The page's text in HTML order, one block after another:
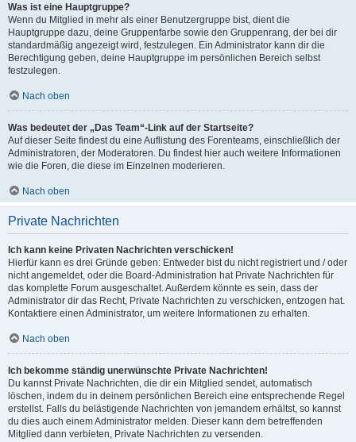
Was ist eine Hauptgruppe?
Wenn du Mitglied in mehr als einer Benutzergruppe bist, dient die
Hauptgruppe dazu, deine Gruppenfarbe sowie den Gruppenrang, der bei dir
standardmäßig angezeigt wird, festzulegen. Ein Administrator kann dir die
Berechtigung geben, deine Hauptgruppe im persönlichen Bereich selbst
festzulegen.
Nach oben
Was bedeutet der „Das Team“-Link auf der Startseite?
Auf dieser Seite findest du eine Auflistung des Forenteams, einschließlich der
Administratoren, der Moderatoren. Du findest hier auch weitere Informationen
wie die Foren, die diese im Einzelnen moderieren.
Nach oben
Private Nachrichten
Ich kann keine Privaten Nachrichten verschicken!
Hierfür kann es drei Gründe geben: Entweder bist du nicht registriert und / oder
nicht angemeldet, oder die Board-Administration hat Private Nachrichten für
das komplette Forum ausgeschaltet. Außerdem könnte es sein, dass der
Administrator dir das Recht, Private Nachrichten zu verschicken, entzogen hat.
Kontaktiere einen Administrator, um weitere Informationen zu erhalten.
Nach oben
Ich bekomme ständig unerwünschte Private Nachrichten!
Du kannst Private Nachrichten, die dir ein Mitglied sendet, automatisch
löschen, indem du in deinem persönlichen Bereich eine entsprechende Regel
erstellst. Falls du belästigende Nachrichten von jemandem erhältst, so kannst
du dies auch einem Administrator melden. Dieser kann dem betreffenden
Mitglied dann verbieten, Private Nachrichten zu versenden.